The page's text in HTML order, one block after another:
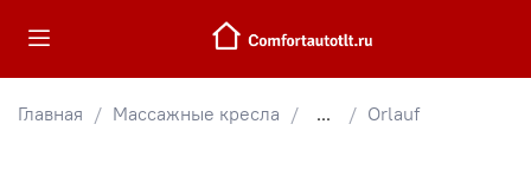
Главная Массажные кресла ... Orlauf